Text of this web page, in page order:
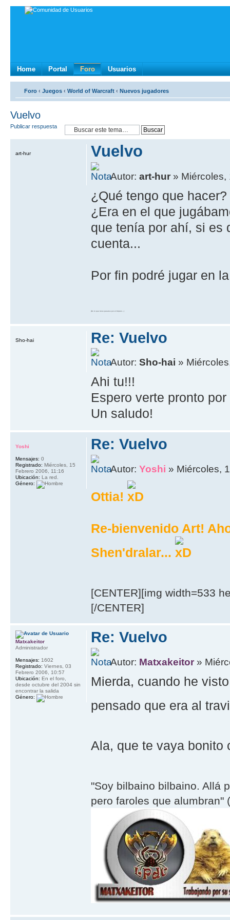
Home Portal Foro Usuarios
Foro ‹ Juegos ‹ World of Warcraft ‹ Nuevos jugadores
Vuelvo
Publicar respuesta
Vuelvo
Autor:art-hur » Miércoles,
¿Qué tengo que
¿Era en el que
que tenía por ahí, si es
cuenta...
Por fin podré jugar en
art-hur
Re: Vuelvo
Autor:Sho-hai »
Ahi tu!!!
Espero verte pronto
Un saludo!
Sho-hai
Re: Vuelvo
Autor:Yoshi » Miércoles,
Ottia!
Re-bienvenido Art!
Shen'dralar...
[CENTER][img width=533
[/CENTER]
Yoshi
Mensajes: 0
Registrado: Miércoles, 15
Febrero 2006, 11:16
Ubicación: La red.
Género:
Re: Vuelvo
Autor: Matxakeitor »
Mierda, cuando he
pensado que era al
Ala, que te vaya
"Soy bilbaino bilbaino. Allá
pero faroles que alumbran"
Matxakeitor
Administrador
Mensajes: 1602
Registrado: Viernes, 03
Febrero 2006, 10:57
Ubicación: En el foro,
desde octubre del 2004 sin
encontrar la salida
Género: